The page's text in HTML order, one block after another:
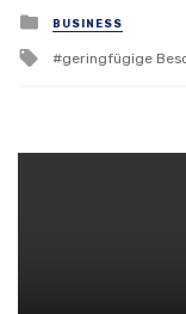
Posted
in
BUSINESS
Tagged
geringfügige